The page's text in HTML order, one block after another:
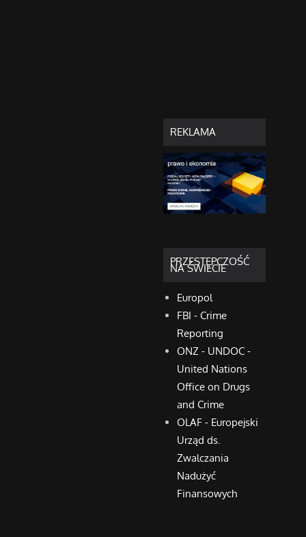
REKLAMA
PRZESTĘPCZOŚĆ
NA ŚWIECIE
Europol
FBI - Crime
Reporting
ONZ - UNDOC -
United Nations
Office on Drugs
and Crime
OLAF - Europejski
Urząd ds.
Zwalczania
Nadużyć
Finansowych